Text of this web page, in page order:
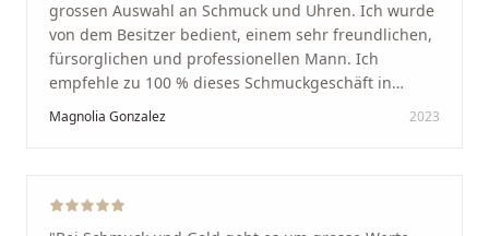
grossen Auswahl an Schmuck und Uhren. Ich wurde
von dem Besitzer bedient, einem sehr freundlichen,
fürsorglichen und professionellen Mann. Ich
empfehle zu 100 % dieses Schmuckgeschäft in
Schaffhausen. Ich selbst war sehr zufrieden und
glücklich mit der Behandlung. Ich danke Ihnen – ich
Magnolia Gonzalez 2023